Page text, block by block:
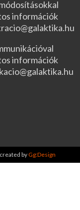
információk
információk
byGg:Design